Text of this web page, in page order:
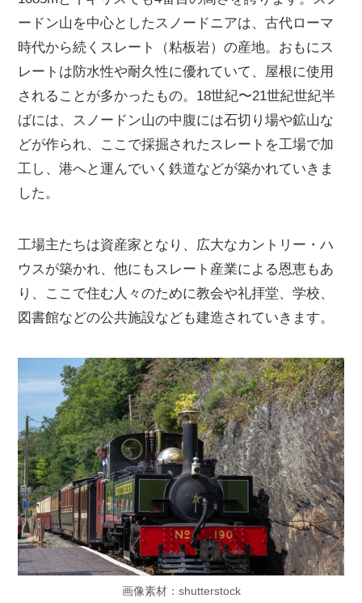
ードン山を中心としたスノードニアは、古代ローマ
時代から続くスレート（粘板岩）の産地。おもにス
レートは防水性や耐久性に優れていて、屋根に使用
されることが多かったもの。18世紀〜21世紀世紀半
ばには、スノードン山の中腹には石切り場や鉱山な
どが作られ、ここで採掘されたスレートを工場で加
工し、港へと運んでいく鉄道などが築かれていきま
した。
工場主たちは資産家となり、広大なカントリー・ハ
ウスが築かれ、他にもスレート産業による恩恵もあ
り、ここで住む人々のために教会や礼拝堂、学校、
図書館などの公共施設なども建造されていきます。
画像素材：shutterstock